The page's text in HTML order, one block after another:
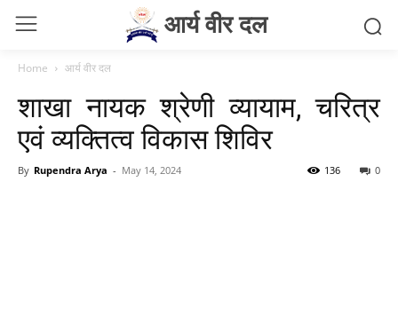
आर्य वीर दल
Home आर्य वीर दल
शाखा नायक श्रेणी व्यायाम, चरित्र
एवं व्यक्तित्व विकास शिविर
By Rupendra Arya - May 14, 2024 0
136